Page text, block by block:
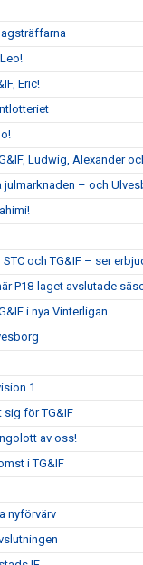
Eric!
Ludwig, Alexander
– och
och TG&IF – ser
P18-laget avslutade
i nya Vinterligan
1
sig för TG&IF
av oss!
i TG&IF
nyförvärv